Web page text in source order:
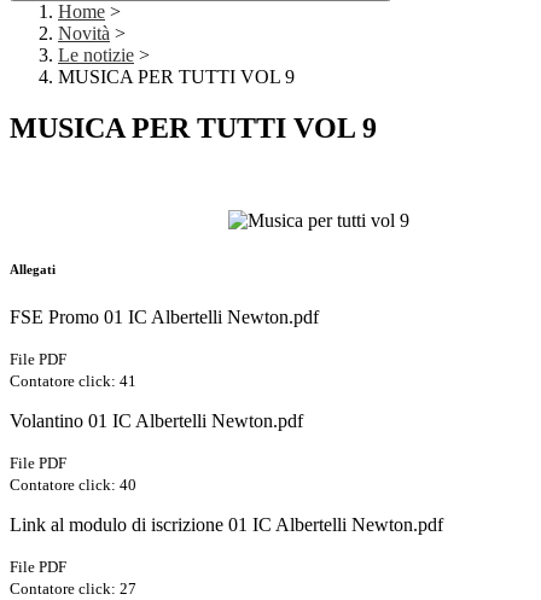
Home >
Novità >
Le notizie >
MUSICA PER TUTTI VOL 9
MUSICA PER TUTTI VOL 9
Allegati
FSE Promo 01 IC Albertelli Newton.pdf
File PDF
Contatore click: 41
Volantino 01 IC Albertelli Newton.pdf
File PDF
Contatore click: 40
Link al modulo di iscrizione 01 IC Albertelli Newton.pdf
File PDF
Contatore click: 27